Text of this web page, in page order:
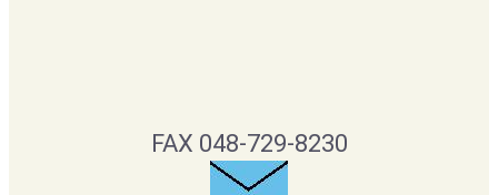
FAX 048-729-8230